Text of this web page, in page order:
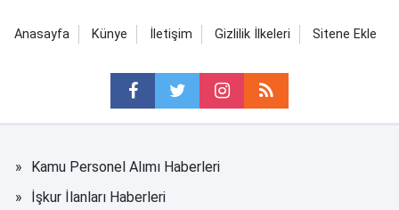
Anasayfa Künye İletişim Gizlilik İlkeleri Sitene Ekle
Kamu Personel Alımı Haberleri
İşkur İlanları Haberleri